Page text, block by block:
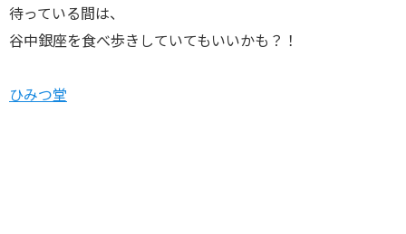
待っている間は、
谷中銀座を食べ歩きしていてもいいかも？！
ひみつ堂